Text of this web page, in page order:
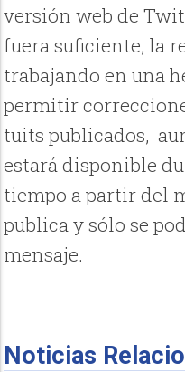
versión web de
fuera suficiente, la
trabajando en una
permitir
tuits publicados,
estará disponible
tiempoa partir del
publica ysólo se
mensaje.
Noticias